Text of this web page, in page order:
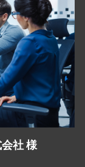
社 様